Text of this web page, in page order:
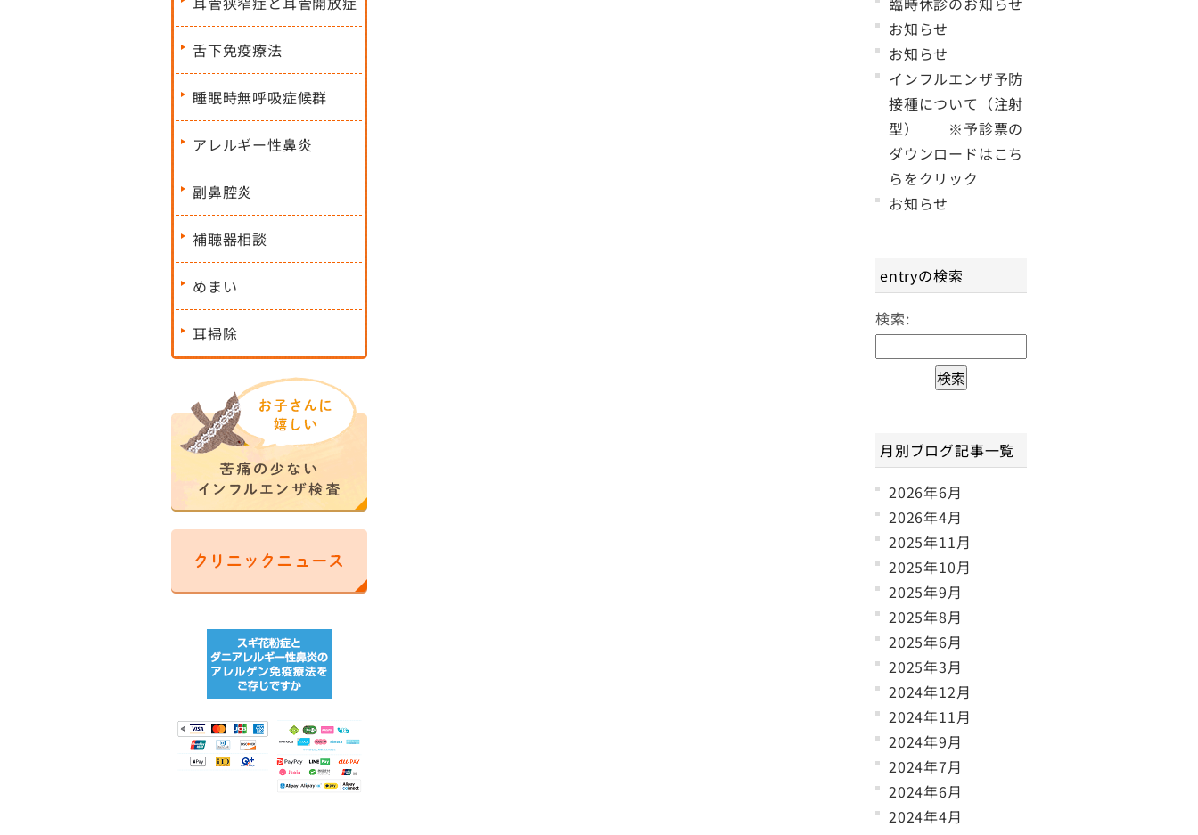
お知らせ
お知らせ
インフルエンザ予防
接種について（注射
型） ※予診票の
ダウンロードはこち
らをクリック
お知らせ
entryの検索
検索:
月別ブログ記事一覧
2026年6月
2026年4月
2025年11月
2025年10月
2025年9月
2025年8月
2025年6月
2025年3月
2024年12月
2024年11月
2024年9月
2024年7月
2024年6月
2024年4月
舌下免疫療法
睡眠時無呼吸症候群
アレルギー性鼻炎
副鼻腔炎
補聴器相談
めまい
耳掃除